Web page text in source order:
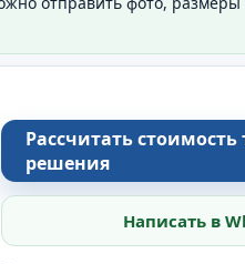
Рассчитать стоимость
решения
Написать в